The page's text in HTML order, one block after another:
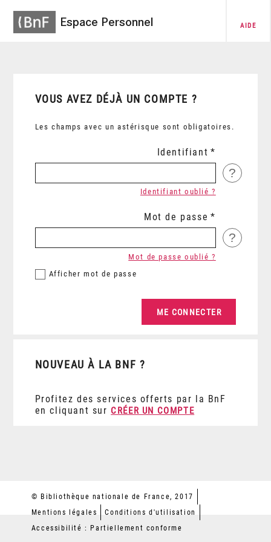
Espace Personnel AIDE
VOUS AVEZ DÉJÀ UN COMPTE ?
Les champs avec un astérisque sont obligatoires.
Identifiant
?
Identifiant oublié ?
Mot de passe
?
Afficher mot de passe
Mot de passe oublié ?
NOUVEAU À LA BNF ?
Profitez des services offerts par la BnF
en cliquant sur CRÉER UN COMPTE
© Bibliothèque nationale de France, 2017
Mentions légales
Conditions d'utilisation
Accessibilité : Partiellement conforme